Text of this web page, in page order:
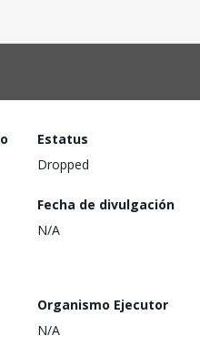
Estatus
Dropped
Fecha de divulgación
N/A
Organismo Ejecutor
N/A